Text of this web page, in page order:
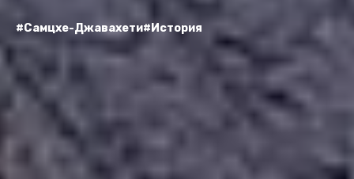
#Самцхе-Джавахети#История